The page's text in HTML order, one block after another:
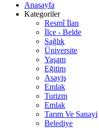
Anasayfa
Kategoriler
Resmî İlan
İlçe - Belde
Sağlık
Üniversite
Yaşam
Eğitim
Asayiş
Emlak
Turizm
Emlak
Tarım Ve Sanayi
Belediye